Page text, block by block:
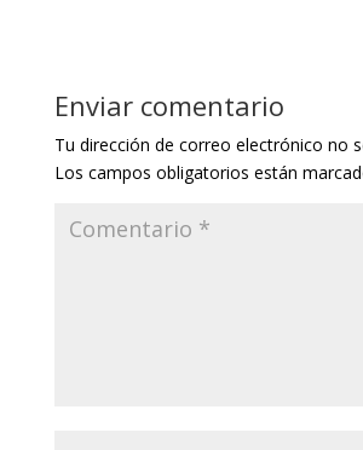
Enviar comentario
Tu dirección de correo electrónico no
Los campos obligatorios están